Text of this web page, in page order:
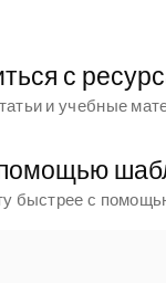
с
и учебные
быстрее с